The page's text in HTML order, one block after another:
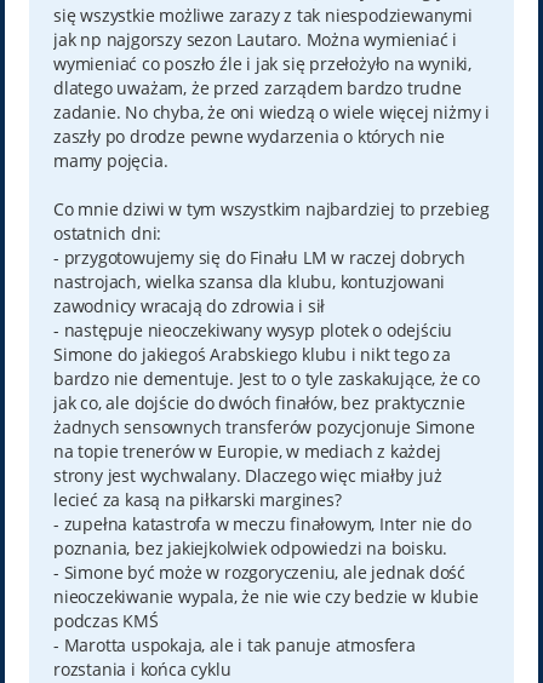
się wszystkie możliwe zarazy z tak niespodziewanymi
jak np najgorszy sezon Lautaro. Można wymieniać i
wymieniać co poszło źle i jak się przełożyło na wyniki,
dlatego uważam, że przed zarządem bardzo trudne
zadanie. No chyba, że oni wiedzą o wiele więcej niżmy i
zaszły po drodze pewne wydarzenia o których nie
mamy pojęcia.
Co mnie dziwi w tym wszystkim najbardziej to przebieg
ostatnich dni:
- przygotowujemy się do Finału LM w raczej dobrych
nastrojach, wielka szansa dla klubu, kontuzjowani
zawodnicy wracają do zdrowia i sił
- następuje nieoczekiwany wysyp plotek o odejściu
Simone do jakiegoś Arabskiego klubu i nikt tego za
bardzo nie dementuje. Jest to o tyle zaskakujące, że co
jak co, ale dojście do dwóch finałów, bez praktycznie
żadnych sensownych transferów pozycjonuje Simone
na topie trenerów w Europie, w mediach z każdej
strony jest wychwalany. Dlaczego więc miałby już
lecieć za kasą na piłkarski margines?
- zupełna katastrofa w meczu finałowym, Inter nie do
poznania, bez jakiejkolwiek odpowiedzi na boisku.
- Simone być może w rozgoryczeniu, ale jednak dość
nieoczekiwanie wypala, że nie wie czy bedzie w klubie
podczas KMŚ
- Marotta uspokaja, ale i tak panuje atmosfera
rozstania i końca cyklu